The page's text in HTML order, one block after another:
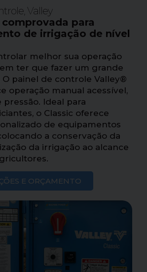
, Valley
para
de irrigação de nível
melhor sua operação
ter que fazer um grande
painel de controle Valley®
operação manual acessível,
Ideal para
o Classic oferece
de equipamentos
a conservação da
da irrigação ao alcance
E ORÇAMENTO